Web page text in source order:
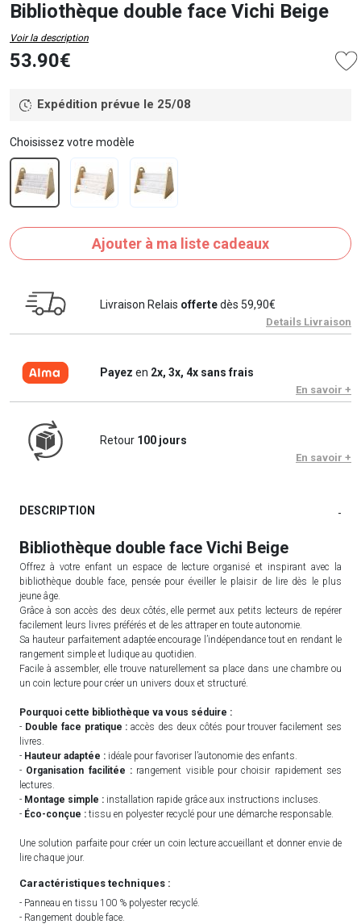
Bibliothèque double face Vichi Beige
Voir la description
53.90€
Expédition prévue le 25/08
Choisissez votre modèle
Ajouter à ma liste cadeaux
Livraison Relais offertedès 59,90€
Details Livraison
Payez en 2x, 3x, 4x sans frais
En savoir +
Retour 100 jours
En savoir +
DESCRIPTION -
Bibliothèque double face Vichi Beige
Offrez à votre enfant un espace de lecture organisé et inspirant avec la
bibliothèque double face, pensée pour éveiller le plaisir de lire dès le plus
jeune âge.
Grâce à son accès des deux côtés, elle permet aux petits lecteurs de repérer
facilement leurs livres préférés et de les attraper en toute autonomie.
Sa hauteur parfaitement adaptée encourage l’indépendance tout en rendant le
rangement simple et ludique au quotidien.
Facile à assembler, elle trouve naturellement sa place dans une chambre ou
un coin lecture pour créer un univers doux et structuré.
Pourquoi cette bibliothèque va vous séduire :
- Double face pratique : accès des deux côtés pour trouver facilement ses
livres.
- Hauteur adaptée : idéale pour favoriser l’autonomie des enfants.
- Organisation facilitée : rangement visible pour choisir rapidement ses
lectures.
- Montage simple : installation rapide grâce aux instructions incluses.
- Éco-conçue : tissu en polyester recyclé pour une démarche responsable.
Une solution parfaite pour créer un coin lecture accueillant et donner envie de
lire chaque jour.
Caractéristiques techniques :
- Panneau en tissu 100 % polyester recyclé.
- Rangement double face.